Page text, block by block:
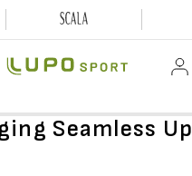
Seamless Up